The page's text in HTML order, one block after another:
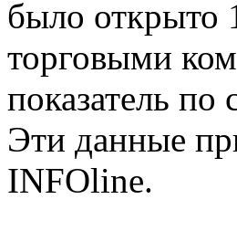
было открыто
торговыми
показатель
Эти данные
INFOline.